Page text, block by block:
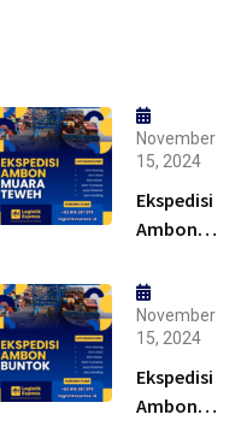
November
15, 2024
Ekspedisi
Ambon
Teweh –
Solusi
November
15, 2024
Ekspedisi
Ambon